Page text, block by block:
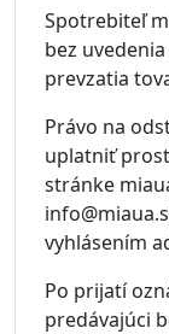
Spotrebiteľ
bez
prevzatia
Právo na
uplatniť
stránke
vyhlásením
Po prijatí
predávajúci